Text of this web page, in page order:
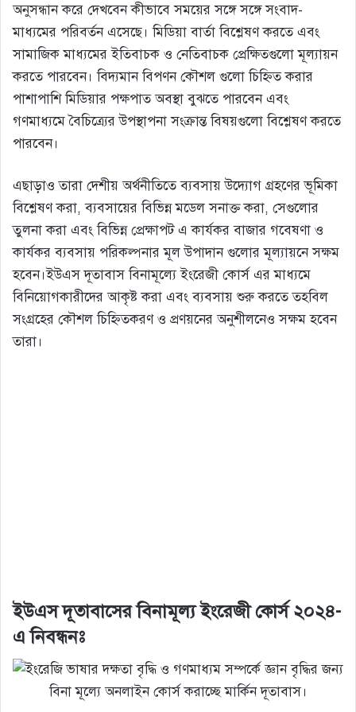
অনুসন্ধান করে দেখবেন কীভাবে সময়ের সঙ্গে সঙ্গে সংবাদ-
মাধ্যমের পরিবর্তন এসেছে। মিডিয়া বার্তা বিশ্লেষণ করতে এবং
সামাজিক মাধ্যমের ইতিবাচক ও নেতিবাচক প্রেক্ষিতগুলো মূল্যায়ন
করতে পারবেন। বিদ্যমান বিপণন কৌশল গুলো চিহ্নিত করার
পাশাপাশি মিডিয়ার পক্ষপাত অবস্থা বুঝতে পারবেন এবং
গণমাধ্যমে বৈচিত্র্যের উপস্থাপনা সংক্রান্ত বিষয়গুলো বিশ্লেষণ করতে
পারবেন।
এছাড়াও তারা দেশীয় অর্থনীতিতে ব্যবসায় উদ্যোগ গ্রহণের ভূমিকা
বিশ্লেষণ করা, ব্যবসায়ের বিভিন্ন মডেল সনাক্ত করা, সেগুলোর
তুলনা করা এবং বিভিন্ন প্রেক্ষাপট এ কার্যকর বাজার গবেষণা ও
কার্যকর ব্যবসায় পরিকল্পনার মূল উপাদান গুলোর মূল্যায়নে সক্ষম
হবেন।ইউএস দূতাবাস বিনামূল্যে ইংরেজী কোর্স এর মাধ্যমে
বিনিয়োগকারীদের আকৃষ্ট করা এবং ব্যবসায় শুরু করতে তহবিল
সংগ্রহের কৌশল চিহ্নিতকরণ ও প্রণয়নের অনুশীলনেও সক্ষম হবেন
তারা।
ইউএস দূতাবাসের বিনামূল্য ইংরেজী কোর্স ২০২৪-
এ নিবন্ধনঃ